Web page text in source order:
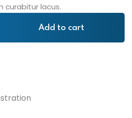
curabitur lacus.
Add to cart